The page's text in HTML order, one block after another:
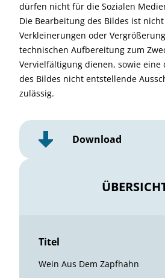
dürfen nicht für die Sozialen
Die Bearbeitung des Bildes ist
Verkleinerungen oder
technischen Aufbereitung zum
Vervielfältigung dienen, sowie eine
des Bildes nicht entstellende
zulässig.
Download
Titel
Wein Aus Dem Zapfhahn